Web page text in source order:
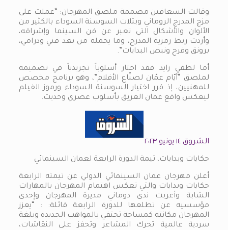
وقالت السعافين مصممة ملصق المهرجان: “عملت على
مزج المدرج الروماني وبتلات السوسنة السوداء بالكثير من
الألوان والأشكال التي تعبر عن فن السينما وإشراقه،
وأردت ربط رمزية المدرج، وما يحمله من بعد فني ودرامي،
برونق وفرح ونبض البدايات”.
أما لطفي زايد فقد اختار أسلوباً تجريدياً في تصميمه
لملصق “أيّام عمّان لصنّاع الأفلام”، وهو برنامج مخصص
للمهنيين، إذ قرر اختيار السوسنة السوداء ورموز الفيلم
ليعكس واقع عمان العريق بأسلوب عصري وحديث.
الشروق ١٤ يونيو ٢٠٢٣
حكايات وبدايات، تيمة الدورة الرابعة لعمان السينمائي
أعلن مهرجان عمان السينمائي الدولي عن تيمته الرابعة
حكايات وبدايات والتي تعكس اهتمام المهرجان بالمهارات
الشابة وأعربت ندى دوماني مديرة المهرجان وإحدى
مؤسسيه عن تطلعها للدورة الرابعة قائلة: : “يعزز
المهرجان مكانته كمساحة تحتفي بالمواهب الجديدة وبلغة
سردية عالمية تحرك المشاعر وتحفز على النقاشات،